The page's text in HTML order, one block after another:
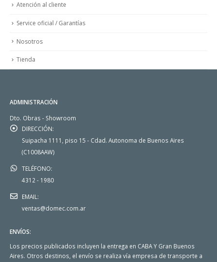
Atención al cliente
Service oficial / Garantías
Nosotros
Tienda
ADMINISTRACIÓN
Dto. Obras - Showroom
DIRECCIÓN:
Suipacha 1111, piso 15 - Cdad. Autonoma de Buenos Aires
(C1008AAW)
TELÉFONO:
4312 - 1980
EMAIL:
ventas@domec.com.ar
ENVÍOS:
Los precios publicados incluyen la entrega en CABA Y Gran Buenos
Aires. Otros destinos, el envío se realiza vía empresa de transporte a